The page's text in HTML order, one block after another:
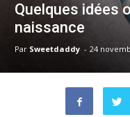
Quelques idées
naissance
Par Sweetdaddy - 24